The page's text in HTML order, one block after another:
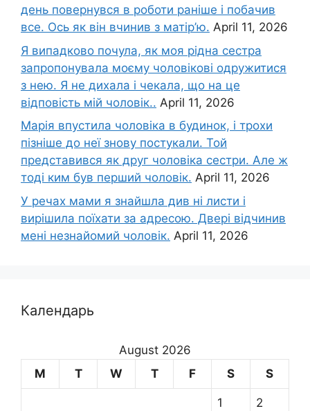
день повернувся в роботи раніше і побачив
все. Ось як він вчинив з матір’ю. April 11, 2026
Я випадково почула, як моя рідна сестра
запропонувала моєму чоловікові одружитися
з нею. Я не дихала і чекала, що на це
відповість мій чоловік.. April 11, 2026
Марія впустила чоловіка в будинок, і трохи
пізніше до неї знову постукали. Той
представився як друг чоловіка сестри. Але ж
тоді ким був перший чоловік. April 11, 2026
У речах мами я знайшла див ні листи і
вирішила поїхати за адресою. Двері відчинив
мені незнайомий чоловік. April 11, 2026
Календарь
August 2026
M
T W T F S S
1 2